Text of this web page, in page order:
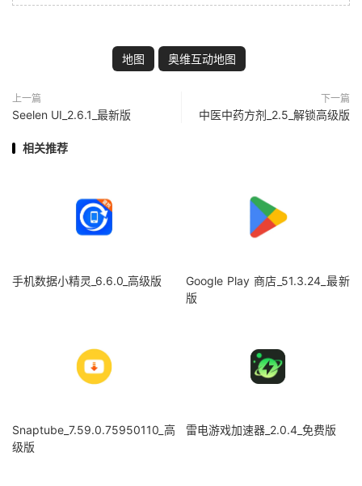
地图 奥维互动地图
上一篇
Seelen UI_2.6.1_最新版
下一篇
中医中药方剂_2.5_解锁高级版
相关推荐
手机数据小精灵_6.6.0_高级版
Google Play 商店_51.3.24_最新
版
Snaptube_7.59.0.75950110_高
级版
雷电游戏加速器_2.0.4_免费版